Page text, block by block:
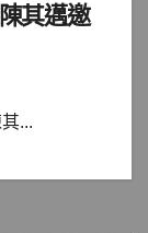
其邁邀
...